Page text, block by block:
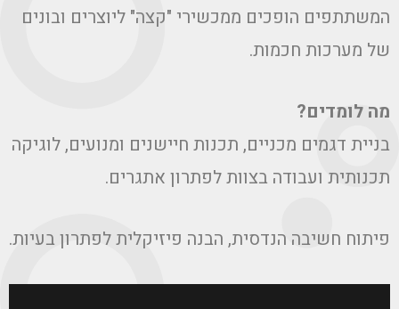
המשתתפים הופכים ממכשירי "קצה" ליוצרים ובונים
של מערכות חכמות.
מה לומדים?
בניית דגמים מכניים, תכנות חיישנים ומנועים, לוגיקה
תכנותית ועבודה בצוות לפתרון אתגרים.
פיתוח חשיבה הנדסית, הבנה פיזיקלית לפתרון בעיות.